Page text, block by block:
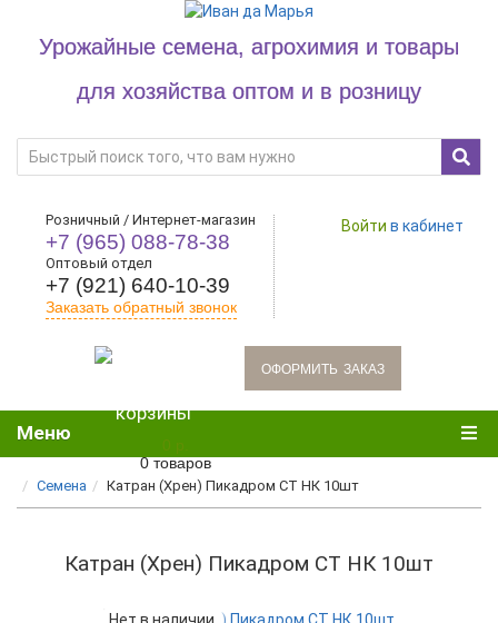
Урожайные семена, агрохимия и товары
для хозяйства оптом и в розницу
Розничный / Интернет-магазин
+7 (965) 088-78-38
Оптовый отдел
+7 (921) 640-10-39
Заказать обратный звонок
Войти в кабинет
oформить заказ
0 товаров
Меню
Семена Катран (Хрен) Пикадром СТ НК 10шт
Катран (Хрен) Пикадром СТ НК 10шт